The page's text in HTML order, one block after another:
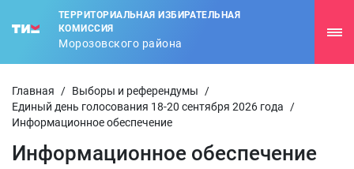
ТЕРРИТОРИАЛЬНАЯ ИЗБИРАТЕЛЬНАЯ
КОМИССИЯ
Морозовского района
Главная / Выборы и референдумы
/
Единый день голосования 18-20 сентября 2026 года
/
Информационное обеспечение
Информационное обеспечение